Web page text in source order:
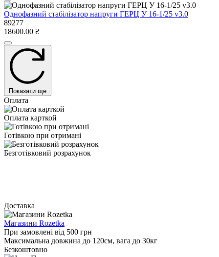
Однофазний стабілізатор напруги ГЕРЦ У 16-1/25 v3.0
89277
18600.00 ₴
Показати ще
Оплата
Оплата карткой
Готівкою при отримані
Безготівковий розрахунок
Доставка
Магазини Rozetka
При замовлені від 500 грн
Максимальна довжина до 120см, вага до 30кг
Безкоштовно